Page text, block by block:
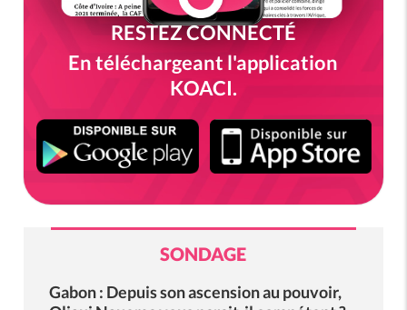
RESTEZ CONNECTÉ
En téléchargeant l'application
KOACI.
SONDAGE
Gabon : Depuis son ascension au pouvoir,